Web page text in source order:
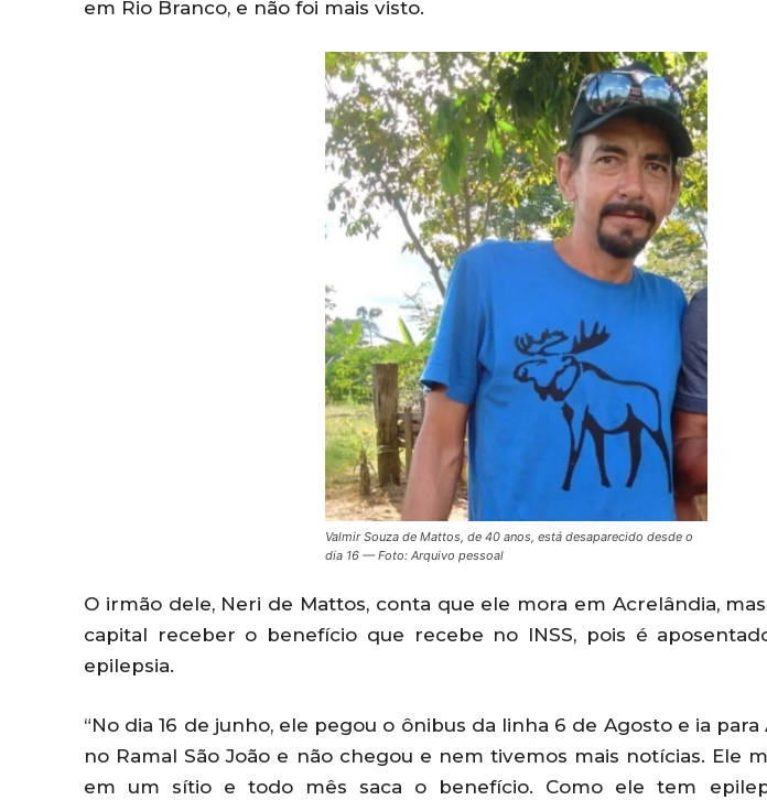
em Rio Branco, e não foi mais visto.
Valmir Souza de Mattos, de 40 anos, está desaparecido desde o
dia 16 — Foto: Arquivo pessoal
O irmão dele, Neri de Mattos, conta que ele mora em Acrelândia,
capital receber o benefício que recebe no INSS, pois é
epilepsia.
“No dia 16 de junho, ele pegou o ônibus da linha 6 de Agosto e ia
no Ramal São João e não chegou e nem tivemos mais notícias. Ele
em um sítio e todo mês saca o benefício. Como ele tem